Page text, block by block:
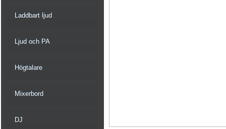
Laddbart ljud
Ljud och PA
Högtalare
Mixerbord
DJ